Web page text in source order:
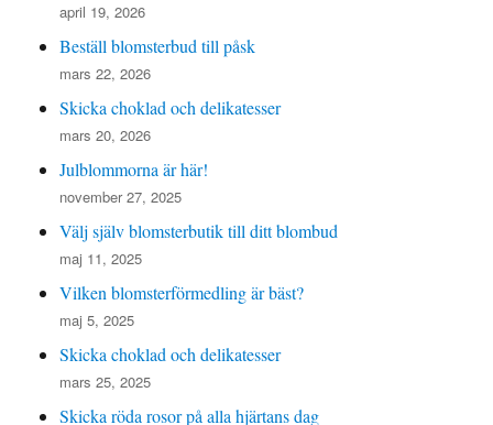
april 19, 2026
Beställ blomsterbud till påsk
mars 22, 2026
Skicka choklad och delikatesser
mars 20, 2026
Julblommorna är här!
november 27, 2025
Välj själv blomsterbutik till ditt blombud
maj 11, 2025
Vilken blomsterförmedling är bäst?
maj 5, 2025
Skicka choklad och delikatesser
mars 25, 2025
Skicka röda rosor på alla hjärtans dag